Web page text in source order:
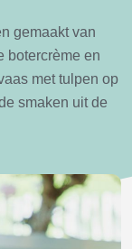
gemaakt van
botercrème en
met tulpen op
smaken uit de